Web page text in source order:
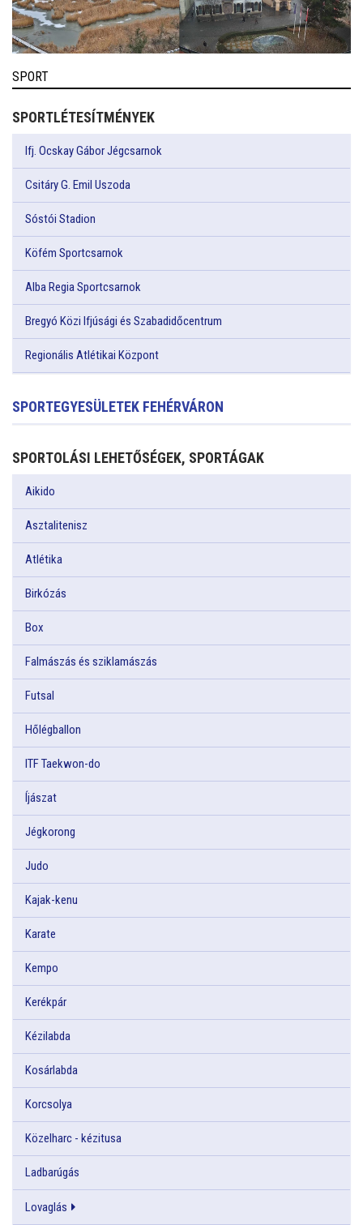
SPORT
SPORTLÉTESÍTMÉNYEK
Ifj. Ocskay Gábor Jégcsarnok
Csitáry G. Emil Uszoda
Sóstói Stadion
Köfém Sportcsarnok
Alba Regia Sportcsarnok
Bregyó Közi Ifjúsági és Szabadidőcentrum
Regionális Atlétikai Központ
SPORTEGYESÜLETEK FEHÉRVÁRON
SPORTOLÁSI LEHETŐSÉGEK, SPORTÁGAK
Aikido
Asztalitenisz
Atlétika
Birkózás
Box
Falmászás és sziklamászás
Futsal
Hőlégballon
ITF Taekwon-do
Íjászat
Jégkorong
Judo
Kajak-kenu
Karate
Kempo
Kerékpár
Kézilabda
Kosárlabda
Korcsolya
Közelharc - kézitusa
Ladbarúgás
Lovaglás